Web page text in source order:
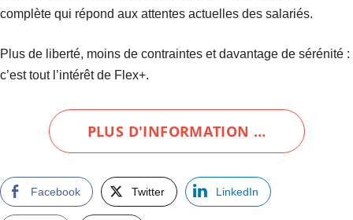
complète qui répond aux attentes actuelles des salariés.
Plus de liberté, moins de contraintes et davantage de sérénité :
c’est tout l’intérêt de Flex+.
PLUS D'INFORMATION …
Facebook Twitter LinkedIn